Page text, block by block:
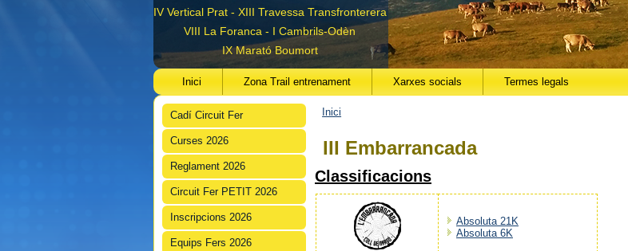
IV Vertical Prat - XIII Travessa Transfronterera
VIII La Foranca - I Cambrils-Odèn
IX Marató Boumort
Inici Zona Trail entrenament Xarxes socials Termes legals
Cadí Circuit Fer
Curses 2026
Reglament 2026
Circuit Fer PETIT 2026
Inscripcions 2026
Equips Fers 2026
Inici
III Embarrancada
Classificacions
Absoluta 21K
Absoluta 6K